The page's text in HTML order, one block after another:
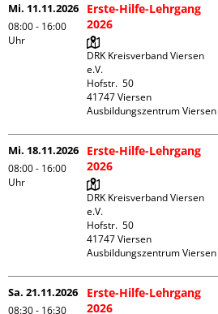
Mi. 11.11.2026
08:00 - 16:00
Uhr
Erste-Hilfe-Lehrgang
2026
DRK Kreisverband Viersen
e.V.
Hofstr.  50
41747 Viersen
Ausbildungszentrum Viersen
Mi. 18.11.2026
08:00 - 16:00
Uhr
Erste-Hilfe-Lehrgang
2026
DRK Kreisverband Viersen
e.V.
Hofstr.  50
41747 Viersen
Ausbildungszentrum Viersen
Sa. 21.11.2026
08:30 - 16:30
Erste-Hilfe-Lehrgang
2026